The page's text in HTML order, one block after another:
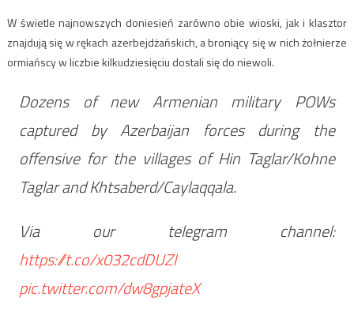
W świetle najnowszych doniesień zarówno obie wioski, jak i klasztor
znajdują się w rękach azerbejdżańskich, a broniący się w nich żołnierze
ormiańscy w liczbie kilkudziesięciu dostali się do niewoli.
Dozens of new Armenian military POWs
captured by Azerbaijan forces during the
offensive for the villages of Hin Taglar/Kohne
Taglar and Khtsaberd/Caylaqqala.
Via our telegram channel:
https://t.co/x032cdDUZl
pic.twitter.com/dw8gpjateX